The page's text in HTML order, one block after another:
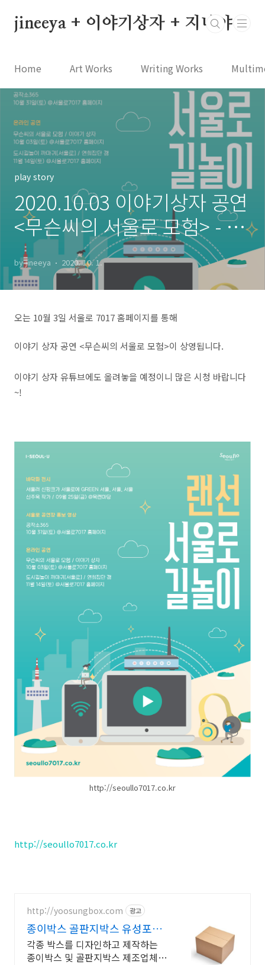
jineeya + 이야기상자 + 지니야
Home Art Works Writing Works
play story
2020.10.03 이야기상자 공연
<무슨씨의 서울로 모험> - 랜
선 서울로 놀이 온라인 공연
by jineeya 2020. 10. 1.
오는 10월 3일 서울로 7017 홈페이지를 통해
이야기 상자 공연 <무슨씨의 서울로 모험>이 상영됩니다.
이야기 상자 유튜브에도 올려놓을 예정이니 많은 시청 바랍니다
~!
http://seoullo7017.co.kr
http://seoullo7017.co.kr
http://yoosungbox.com 광고
종이박스 골판지박스 유성포장
직접 제조공장 운영
각종 박스를 디자인하고 제작하는
종이박스 및 골판지박스 제조업체